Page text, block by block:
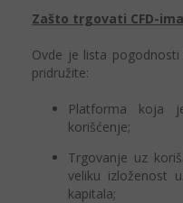
Zašto trgovati CFD-
Ovde je lista
pridružite:
Platforma koja
korišćenje;
Trgovanje uz
veliku izloženost
kapitala;